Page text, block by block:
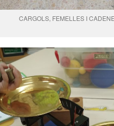
CARGOLS, FEMELLES I